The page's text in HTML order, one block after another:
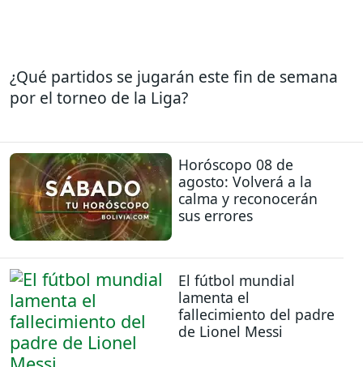
¿Qué partidos se jugarán este fin de semana
por el torneo de la Liga?
Horóscopo 08 de
agosto: Volverá a la
calma y reconocerán
sus errores
El fútbol mundial
lamenta el
fallecimiento del padre
de Lionel Messi